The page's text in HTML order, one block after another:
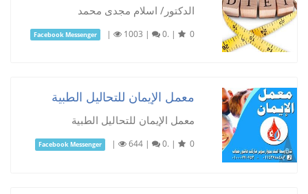
الدكتور/ اسلام مجدى محمد
Facebook Messenger | 1003 | 0. | 0
معمل الإيمان للتحاليل الطبية
معمل الإيمان للتحاليل الطبية
Facebook Messenger | 644 | 0. | 0